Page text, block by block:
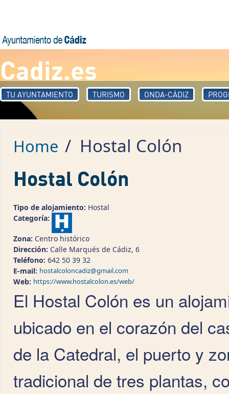
Cadiz.es
TU AYUNTAMIENTO TURISMO ONDA-CÁDIZ
Home / Hostal Colón
Hostal Colón
Tipo de alojamiento: Hostal
Categoría:
Zona: Centro histórico
Dirección: Calle Marqués de Cádiz, 6
Teléfono: 642 50 39 32
E-mail: hostalcoloncadiz@gmail.com
Web: https://www.hostalcolon.es/web/
El Hostal Colón es un
ubicado en el corazón del
de la Catedral, el puerto y
tradicional de tres plantas,